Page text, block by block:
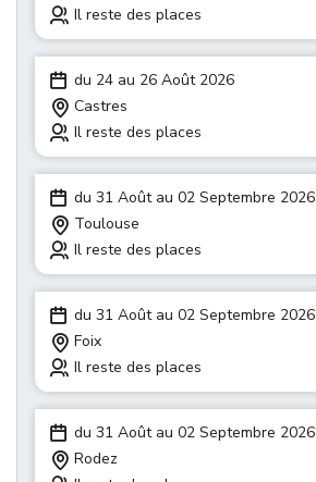
Il reste des places
du 24 au 26 Août 2026
Castres
Il reste des places
du 31 Août au 02 Septembre 2026
Toulouse
Il reste des places
du 31 Août au 02 Septembre 2026
Foix
Il reste des places
du 31 Août au 02 Septembre 2026
Rodez